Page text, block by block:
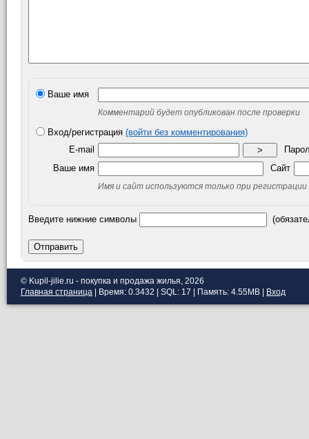
Ваше имя
Комментарий будет опубликован после проверки
Вход/регистрация (войти без комментирования)
E-mail
>
Ваше имя
Сайт
Имя и сайт используются только при регистрации
Введите нижние символы
Отправить
© Kupil-jilie.ru - покупка и продажа жилья, 2026
Главная страница | Время: 0.3432 | SQL: 17 | Память: 4.55MB Вход